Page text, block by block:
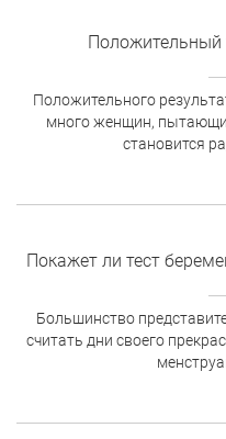
Положительный
Положительного
много женщин,
становится
Покажет ли тест
Большинство
считать дни своего